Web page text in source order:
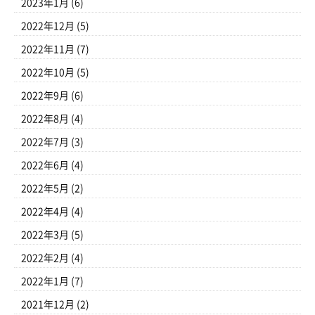
2023年1月 (6)
2022年12月 (5)
2022年11月 (7)
2022年10月 (5)
2022年9月 (6)
2022年8月 (4)
2022年7月 (3)
2022年6月 (4)
2022年5月 (2)
2022年4月 (4)
2022年3月 (5)
2022年2月 (4)
2022年1月 (7)
2021年12月 (2)